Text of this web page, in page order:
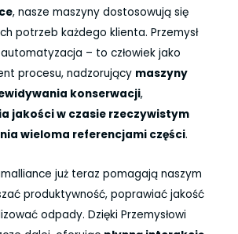
, nasze maszyny dostosowują się
potrzeb każdego klienta. Przemysł
– to człowiek jako
procesu, nadzorujący maszyny
konserwacji,
jakości w czasie rzeczywistym
wieloma referencjami części.
już teraz pomagają naszym
produktywność, poprawiać jakość
odpady. Dzięki Przemysłowi